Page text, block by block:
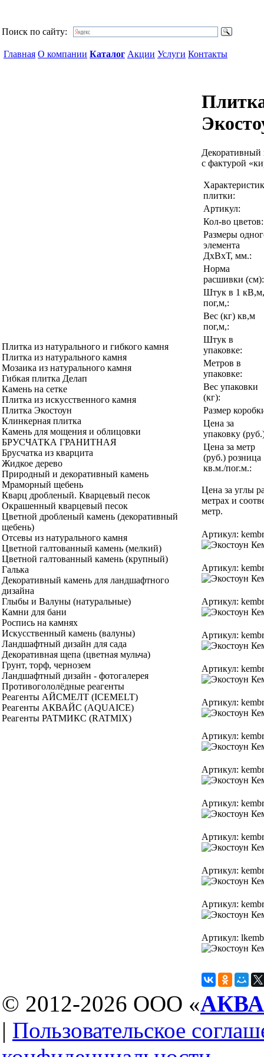
Поиск по сайту:
Главная О компании Каталог Акции Услуги Контакты
Плитка из натурального и гибкого камня
Плитка из натурального камня
Мозаика из натурального камня
Гибкая плитка Делап
Камень на сетке
Плитка из искусственного камня
Плитка Экостоун
Клинкерная плитка
Камень для мощения и облицовки
БРУСЧАТКА ГРАНИТНАЯ
Брусчатка из кварцита
Жидкое дерево
Природный и декоративный камень
Мраморный щебень
Кварц дробленый. Кварцевый песок
Окрашенный кварцевый песок
Цветной дробленый камень (декоративный
щебень)
Отсевы из натурального камня
Цветной галтованный камень (мелкий)
Цветной галтованный камень (крупный)
Галька
Декоративный камень для ландшафтного
дизайна
Глыбы и Валуны (натуральные)
Камни для бани
Роспись на камнях
Искусственный камень (валуны)
Ландшафтный дизайн для сада
Декоративная щепа (цветная мульча)
Грунт, торф, чернозем
Ландшафтный дизайн - фотогалерея
Противогололёдные реагенты
Реагенты АЙСМЕЛТ (ICEMELT)
Реагенты АКВАЙС (AQUAICE)
Реагенты РАТМИКС (RATMIX)
Декоративный
с фактурой
плитки:
Артикул:
Кол-во цветов:
Размеры
элемента
ДхВхТ, мм.:
Норма
расшивки (см):
Штук в 1 кВ,м,
пог,м,:
Вес (кг) кв,м
пог,м,:
Штук в
упаковке:
Метров в
упаковке:
Вес упаковки
(кг):
Размер
Цена за
упаковку
Цена за метр
(руб.) розница
кв.м./пог.м.:
Цена за углы
метрах и
метр.
Артикул:
Артикул:
Артикул:
Артикул:
Артикул:
Артикул:
Артикул:
Артикул:
Артикул:
Артикул:
Артикул:
Артикул:
Артикул:
© 2012-2026 ООО «
| Пользовательское